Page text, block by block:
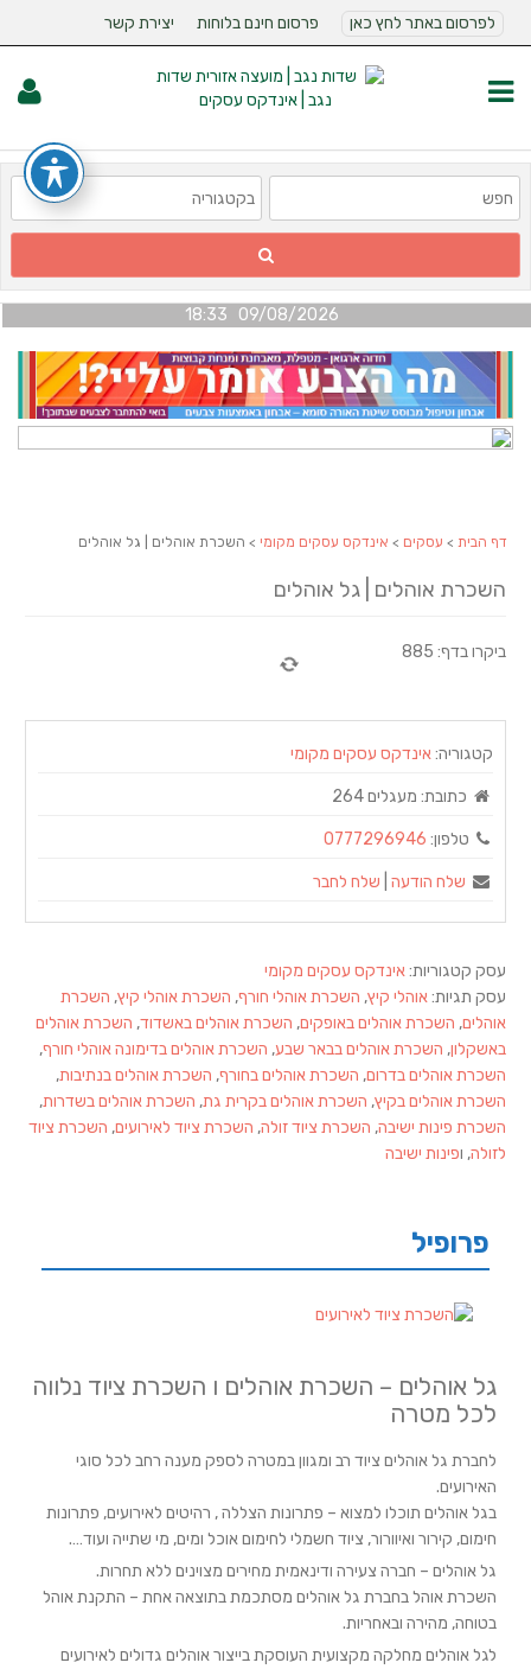
לפרסום באתר לחץ כאן פרסום חינם בלוחות יצירת קשר
09/08/2026 18:33
דף הבית > עסקים > אינדקס עסקים מקומי > השכרת אוהלים | גל אוהלים
השכרת אוהלים | גל אוהלים
ביקרו בדף: 885
קטגוריה:אינדקס עסקים מקומי
כתובת: מעגלים 264
טלפון: 0777296946
שלח הודעה שלח לחבר
עסק קטגוריות:אינדקס עסקים מקומי
עסק תגיות:אוהלי קיץ, השכרת אוהלי חורף, השכרת אוהלי קיץ, השכרת
אוהלים, השכרת אוהלים באופקים, השכרת אוהלים באשדוד, השכרת אוהלים
באשקלון, השכרת אוהלים בבאר שבע, השכרת אוהלים בדימונה אוהלי חורף,
השכרת אוהלים בדרום, השכרת אוהלים בחורף, השכרת אוהלים בנתיבות,
השכרת אוהלים בקיץ, השכרת אוהלים בקרית גת, השכרת אוהלים בשדרות,
השכרת פינות ישיבה, השכרת ציוד זולה, השכרת ציוד לאירועים, השכרת ציוד
לזולה, ופינות ישיבה
פרופיל
גל אוהלים – השכרת אוהלים ו השכרת ציוד נלווה
לכל מטרה
לחברת גל אוהלים ציוד רב ומגוון במטרה לספק מענה רחב לכל סוגי
האירועים.
בגל אוהלים תוכלו למצוא – פתרונות הצללה , רהיטים לאירועים, פתרונות
חימום, קירור ואיוורור, ציוד חשמלי לחימום אוכל ומים, מי שתייה ועוד….
גל אוהלים – חברה צעירה ודינאמית מחירים מצוינים ללא תחרות.
השכרת אוהל בחברת גל אוהלים מסתכמת בתוצאה אחת – התקנת אוהל
בטוחה, מהירה ובאחריות.
לגל אוהלים מחלקה מקצועית העוסקת בייצור אוהלים גדולים לאירועים